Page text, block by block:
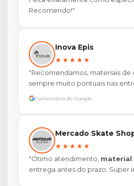
Recomendo!"
Inova Epis
★★★★★
"Recomendamos, materiais de
sempre muito pontuais nas
Comentário do Google
Mercado Skate
★★★★★
"Ótimo atendimento, material
entrega antes do prazo. Super